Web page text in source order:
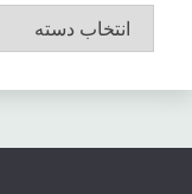
موضوعات